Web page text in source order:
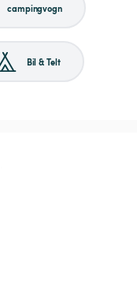
campingvogn
Bil & Telt